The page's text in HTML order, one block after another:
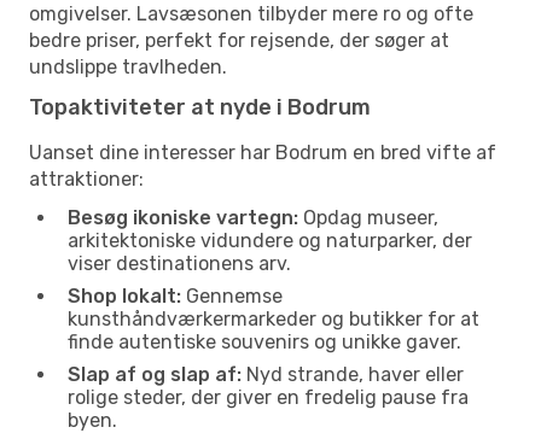
omgivelser. Lavsæsonen tilbyder mere ro og ofte
bedre priser, perfekt for rejsende, der søger at
undslippe travlheden.
Topaktiviteter at nyde i Bodrum
Uanset dine interesser har Bodrum en bred vifte af
attraktioner:
Besøg ikoniske vartegn: Opdag museer,
arkitektoniske vidundere og naturparker, der
viser destinationens arv.
Shop lokalt: Gennemse
kunsthåndværkermarkeder og butikker for at
finde autentiske souvenirs og unikke gaver.
Slap af og slap af: Nyd strande, haver eller
rolige steder, der giver en fredelig pause fra
byen.